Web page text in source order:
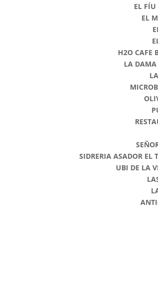
EL
EL
H2O CAFE
LA
SIDRERIA ASADOR EL
UBI DE LA